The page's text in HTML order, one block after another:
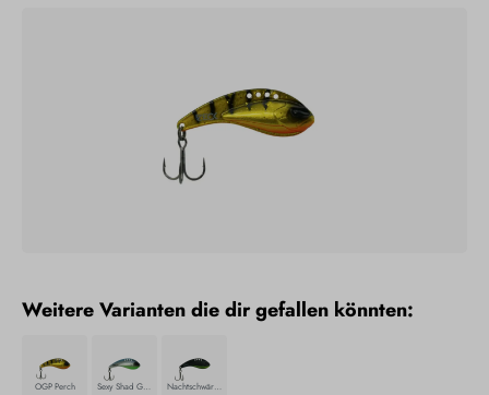
Weitere Varianten die dir gefallen könnten:
OGP Perch Sexy Shad Green Belly Nachtschwärmer